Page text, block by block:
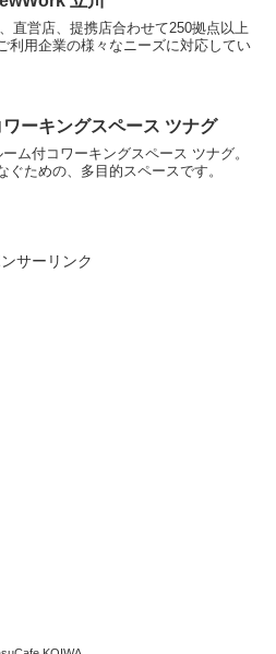
直営店、提携店合わせて250拠点以上
利用企業の様々なニーズに対応してい
ワーキングスペース ツナグ
ム付コワーキングスペース ツナグ。
ための、多目的スペースです。
サーリンク